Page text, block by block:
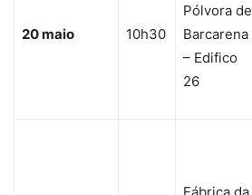
20 maio 10h30
Pólvora de
Barcarena
– Edifico
26